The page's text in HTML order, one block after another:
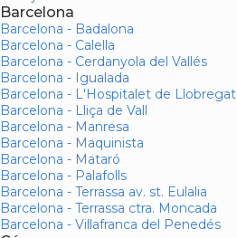
Barcelona
Barcelona - Badalona
Barcelona - Calella
Barcelona - Cerdanyola del Vallés
Barcelona - Igualada
Barcelona - L'Hospitalet de Llobregat
Barcelona - Lliça de Vall
Barcelona - Manresa
Barcelona - Maquinista
Barcelona - Mataró
Barcelona - Palafolls
Barcelona - Terrassa av. st. Eulalia
Barcelona - Terrassa ctra. Moncada
Barcelona - Villafranca del Penedés